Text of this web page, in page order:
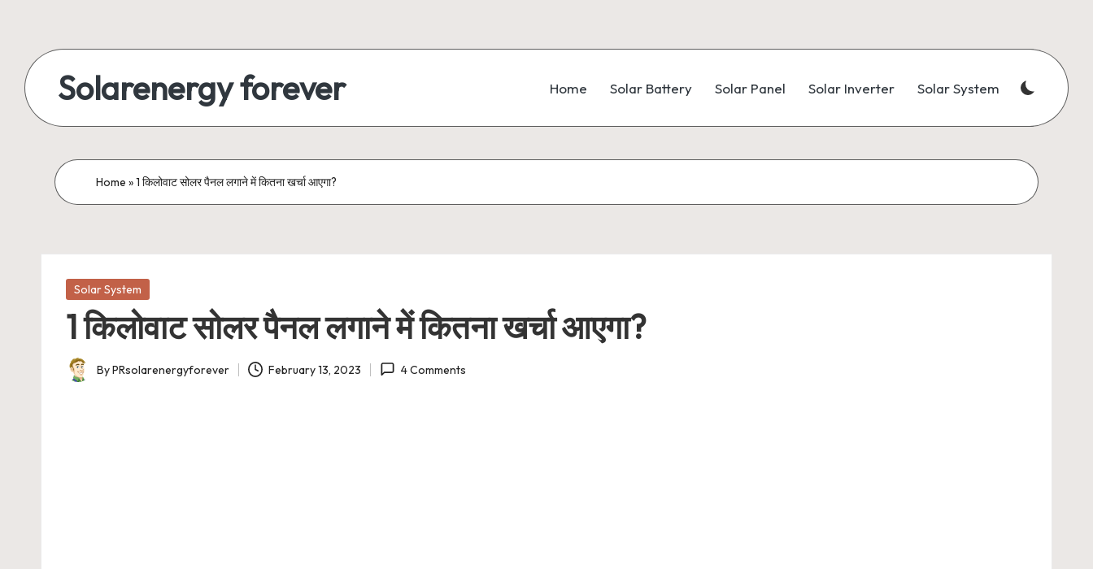
content
Solarenergy forever
बिजली
Home Solar Battery Solar Panel Solar Inverter Solar System
Home »1 किलोवाट सोलर पैनल लगाने में कितना खर्चा आएगा?
Posted
Solar System
1 किलोवाट सोलर पैनल लगाने में कितना खर्चा आएगा?
Posted
ByPRsolarenergyforever February 13, 2023 4 Comments